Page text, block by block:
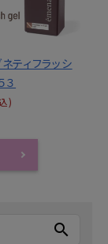
ティフラッシ
３
)
search